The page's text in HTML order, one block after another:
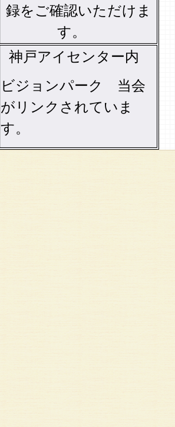
録をご確認いただけま
す。
神戸アイセンター内
ビジョンパーク
当会
がリンクされていま
す。